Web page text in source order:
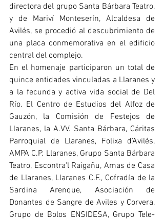
directora del grupo Santa Bárbara Teatro,
y de Mariví Monteserín, Alcaldesa de
Avilés, se procedió al descubrimiento de
una placa conmemorativa en el edificio
central del complejo.
En el homenaje participaron un total de
quince entidades vinculadas a Llaranes y
a la fecunda y activa vida social de Del
Río. El Centro de Estudios del Alfoz de
Gauzón, la Comisión de Festejos de
Llaranes, la A.VV. Santa Bárbara, Cáritas
Parroquial de Llaranes, Folixa d'Avilés,
AMPA C.P. Llaranes, Grupo Santa Bárbara
Teatro, Escontra'l Raigañu, Amas de Casa
de Llaranes, Llaranes C.F., Cofradía de la
Sardina Arenque, Asociación de
Donantes de Sangre de Aviles y Corvera,
Grupo de Bolos ENSIDESA, Grupo Tele-